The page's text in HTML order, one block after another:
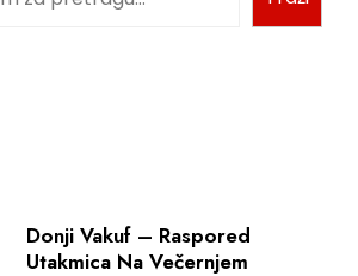
Donji Vakuf – Raspored
Utakmica Na Večernjem